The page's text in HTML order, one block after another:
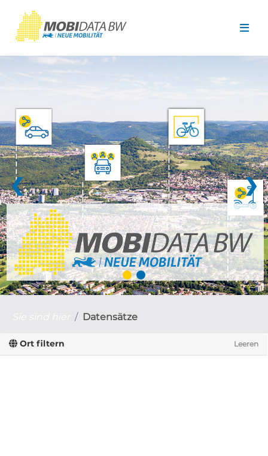
❮ ❯
Datensätze
Ort filtern Leeren